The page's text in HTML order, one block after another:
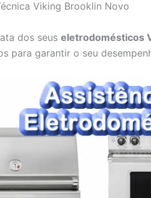
Viking Brooklin Novo
dos seus eletrodomésticos
para garantir o seu